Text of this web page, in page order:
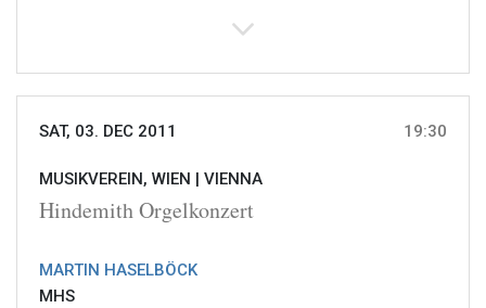
SAT, 03. DEC 2011 19:30
MUSIKVEREIN, WIEN | VIENNA
Hindemith Orgelkonzert
MARTIN HASELBÖCK
MHS